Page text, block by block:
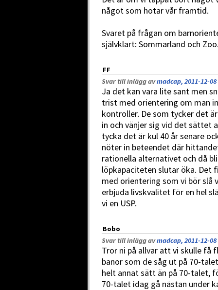
något som hotar vår framtid.
Svaret på frågan om
självklart: Sommarland och
FF
Svar till inlägg avmadcap, 2011-12-08
Ja det kan vara lite sant men
trist med orientering om man
kontroller. De som tycker det
in och vänjer sig vid det sättet
tycka det är kul 40 år senare
nöter in beteendet där
rationella alternativet och då
löpkapaciteten slutar öka. Det
med orientering som vi bör slå
erbjuda livskvalitet för en hel
vi en USP.
Bobo
Svar till inlägg avmadcap, 2011-12-08
Tror ni på allvar att vi skulle få
banor som de såg ut på 70-
helt annat sätt än på 70-talet,
70-talet idag gå nästan under